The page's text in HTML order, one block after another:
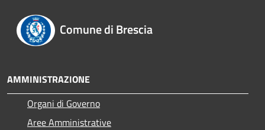
Comune di Brescia
AMMINISTRAZIONE
Organi di Governo
Aree Amministrative